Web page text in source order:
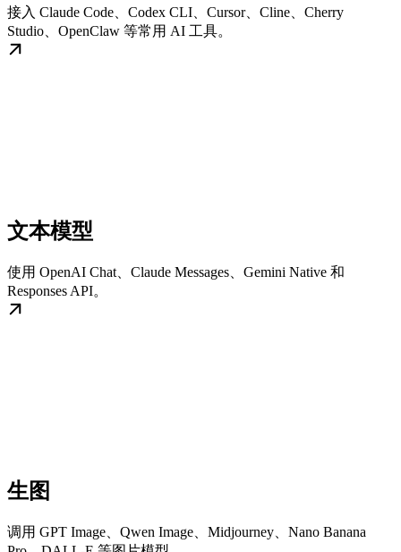
接入 Claude Code、Codex CLI、Cursor、Cline、Cherry
Studio、OpenClaw 等常用 AI 工具。
文本模型
使用 OpenAI Chat、Claude Messages、Gemini Native 和
Responses API。
生图
调用 GPT Image、Qwen Image、Midjourney、Nano Banana